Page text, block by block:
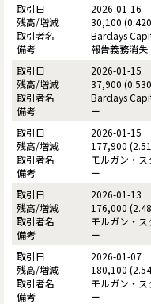
2026-01-16
30,100
Barclays
報告義務消失
2026-01-15
37,900
Barclays
ー
2026-01-15
177,900
モルガン・ス
ー
2026-01-13
176,000
モルガン・ス
ー
2026-01-07
180,100
モルガン・ス
ー